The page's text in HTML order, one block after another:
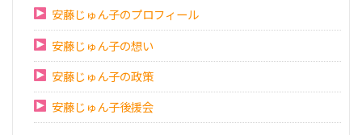
安藤じゅん子のプロフィール
安藤じゅん子の想い
安藤じゅん子の政策
安藤じゅん子後援会